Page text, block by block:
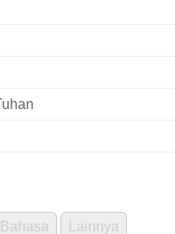
Bahasa Lainnya